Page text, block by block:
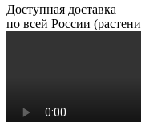
Доступная доставка
по всей России